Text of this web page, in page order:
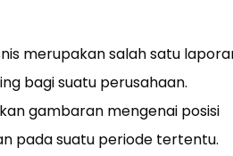
merupakan salah satu
bagi suatu perusahaan.
gambaran mengenai posisi
pada suatu periode tertentu.